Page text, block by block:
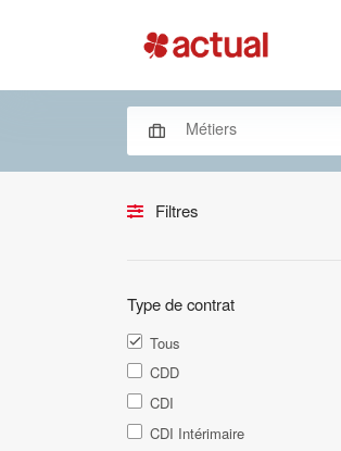
Filtres
Type de contrat
Tous
CDD
CDI
CDI Intérimaire